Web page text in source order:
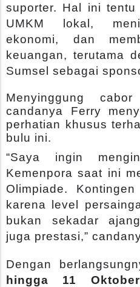
suporter. Hal ini tentu
UMKM lokal,
ekonomi, dan
keuangan, terutama
Sumsel sebagai
Menyinggung
candanya Ferry
perhatian khusus
bulu ini.
“Saya ingin
Kemenpora saat ini
Olimpiade.
karena level
bukan sekadar
juga prestasi,”
Dengan
hingga 11